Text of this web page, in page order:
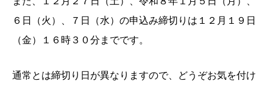
６日（火）、７日（水）の申込み締切りは１２月１９日
（金）１６時３０分までです。
通常とは締切り日が異なりますので、どうぞお気を付け